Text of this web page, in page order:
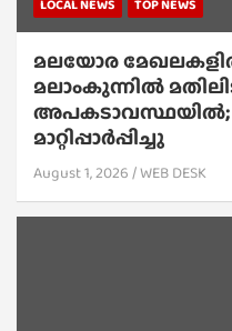
മലയോര
മലാംകുന്നിൽ
മാറ്റിപ്പാർപ്പിച്ചു
August 1, 2026 WEB DESK